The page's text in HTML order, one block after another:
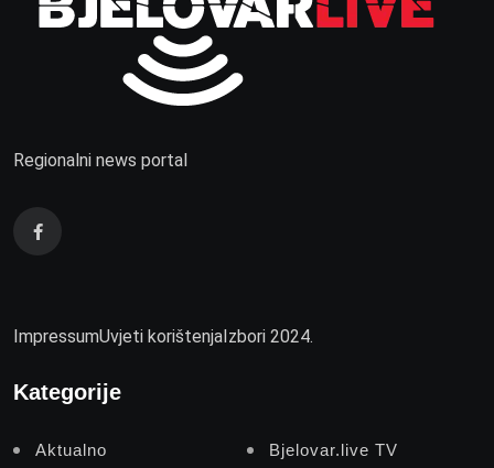
Regionalni news portal
ImpressumUvjeti korištenjaIzbori 2024.
Kategorije
Aktualno Bjelovar.live TV